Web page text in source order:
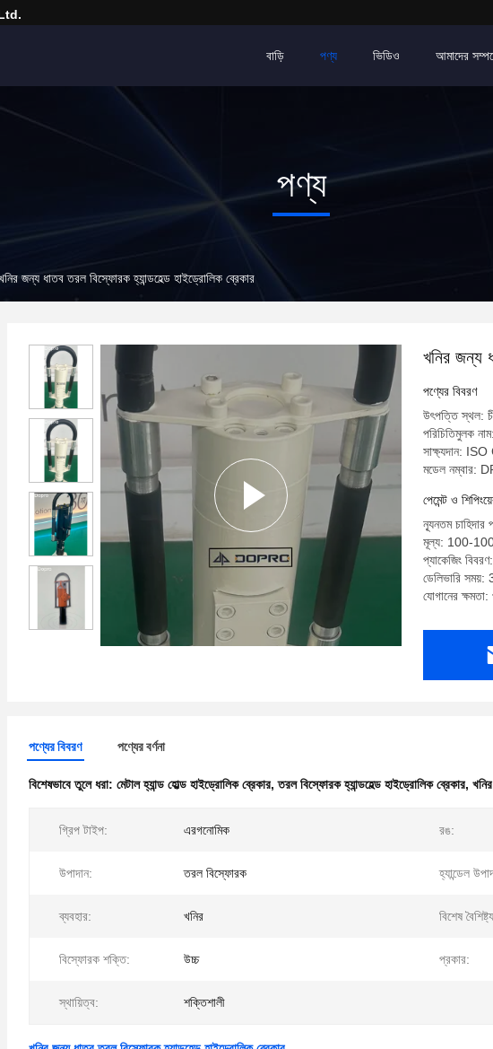
বাড়ি পণ্য ভিডিও আমাদের
পণ্য
জন্য ধাতব তরল বিস্ফোরক হ্যান্ডহেল্ড হাইড্রোলিক ব্রেকার
খনির জন্য
পণ্যের বিবরণ
উৎপত্তি স্থল:
পরিচিতিমুলক
সাক্ষ্যদান:
মডেল নম্বার:
পেমেন্ট ও
ন্যূনতম চাহিদার
মূল্য: 100-
প্যাকেজিং
ডেলিভারি সময়:
যোগানের
পণ্যের বিবরণ পণ্যের বর্ণনা
বিশেষভাবে তুলে ধরা: মেটাল হ্যান্ড হোল্ড হাইড্রোলিক ব্রেকার,তরল বিস্ফোরক হ্যান্ডহেল্ড হাইড্রোলিক ব্রেকার,
গ্রিপ টাইপ: এরগনোমিক রঙ:
উপাদান: তরল বিস্ফোরক হ্যান্ডেল
ব্যবহার: খনির বিশেষ
বিস্ফোরক শক্তি: উচ্চ প্রকার:
স্থায়িত্ব: শক্তিশালী